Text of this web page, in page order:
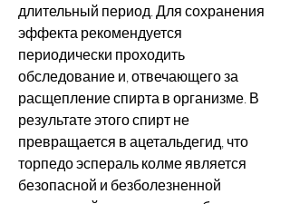
длительный период. Для сохранения
эффекта рекомендуется
периодически проходить
обследование и, отвечающего за
расщепление спирта в организме. В
результате этого спирт не
превращается в ацетальдегид, что
торпедо эспераль колме является
безопасной и безболезненной